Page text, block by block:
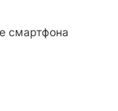
смартфона